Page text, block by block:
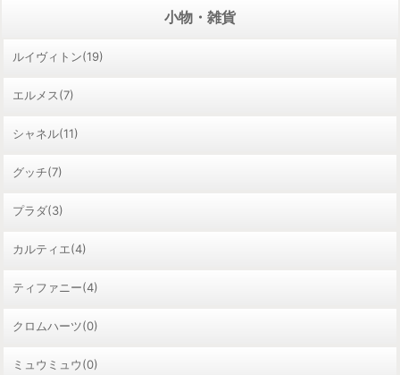
小物・雑貨
ルイヴィトン(19)
エルメス(7)
シャネル(11)
グッチ(7)
プラダ(3)
カルティエ(4)
ティファニー(4)
クロムハーツ(0)
ミュウミュウ(0)